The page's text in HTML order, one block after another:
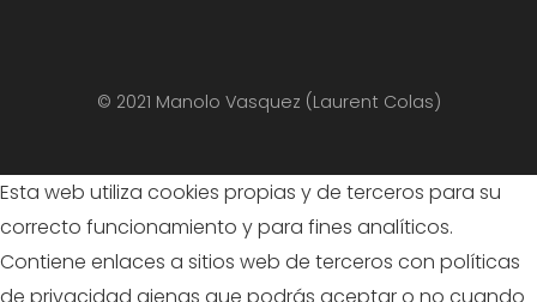
© 2021 Manolo Vasquez (Laurent Colas)
Esta web utiliza cookies propias y de terceros para su
correcto funcionamiento y para fines analíticos.
Contiene enlaces a sitios web de terceros con políticas